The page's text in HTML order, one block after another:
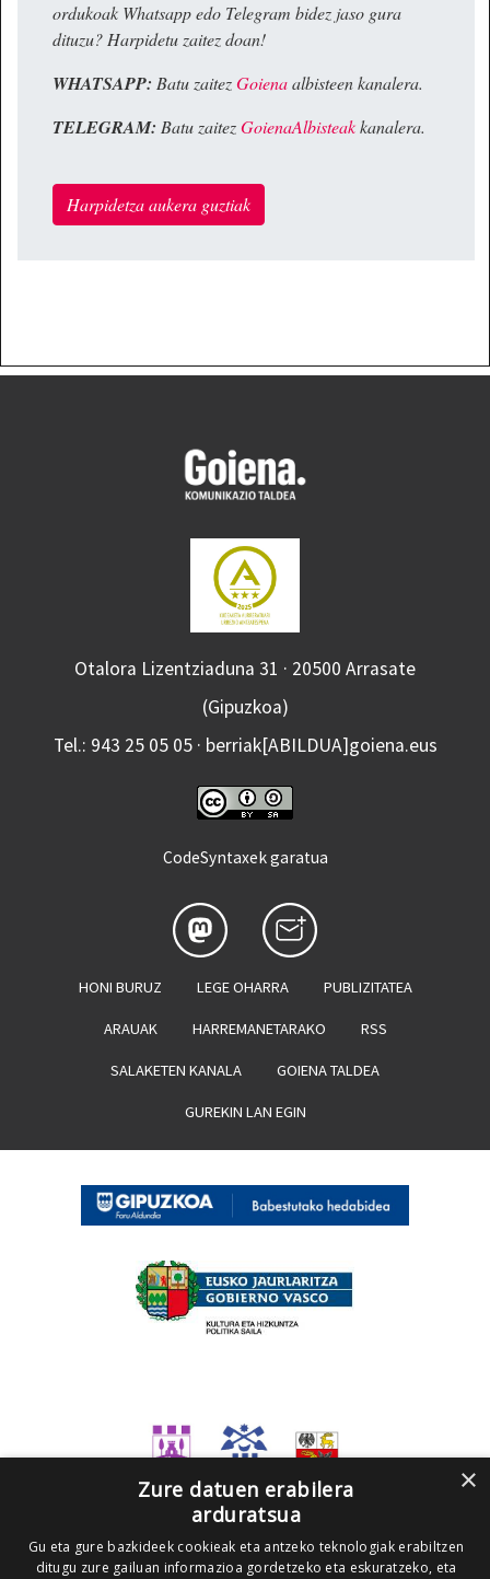
ordukoak Whatsapp edo Telegram bidez jaso gura
dituzu? Harpidetu zaitez doan!
WHATSAPP: Batu zaitezGoienaalbisteen kanalera.
TELEGRAM: Batu zaitezGoienaAlbisteakkanalera.
Harpidetza aukera guztiak
Otalora Lizentziaduna 31 · 20500 Arrasate
(Gipuzkoa)
Tel.: 943 25 05 05 · berriak[ABILDUA]goiena.eus
CodeSyntaxek garatua
HONI BURUZ LEGE OHARRA PUBLIZITATEA
ARAUAK HARREMANETARAKO RSS
SALAKETEN KANALA GOIENA TALDEA
GUREKIN LAN EGIN
×
Zure datuen erabilera
arduratsua
Gu eta gure bazkideek cookieak eta antzeko teknologiak erabiltzen
ditugu zure gailuan informazioa gordetzeko eta eskuratzeko, eta